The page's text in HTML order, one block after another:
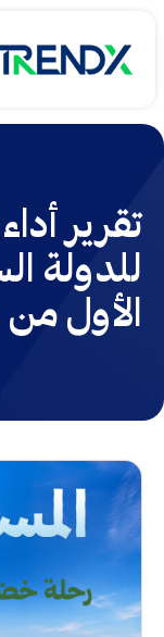
تقرير أداء
للدولة
الأول من